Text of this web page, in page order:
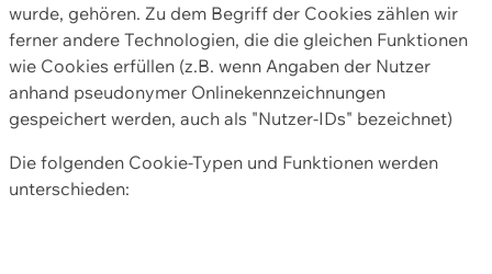
wurde, gehören. Zu dem Begriff der Cookies zählen wir
ferner andere Technologien, die die gleichen Funktionen
wie Cookies erfüllen (z.B. wenn Angaben der Nutzer
anhand pseudonymer Onlinekennzeichnungen
gespeichert werden, auch als "Nutzer-IDs" bezeichnet)
Die folgenden Cookie-Typen und Funktionen werden
unterschieden: